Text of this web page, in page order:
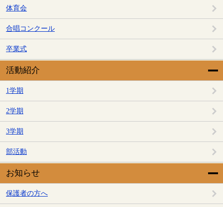
体育会
合唱コンクール
卒業式
活動紹介
1学期
2学期
3学期
部活動
お知らせ
保護者の方へ